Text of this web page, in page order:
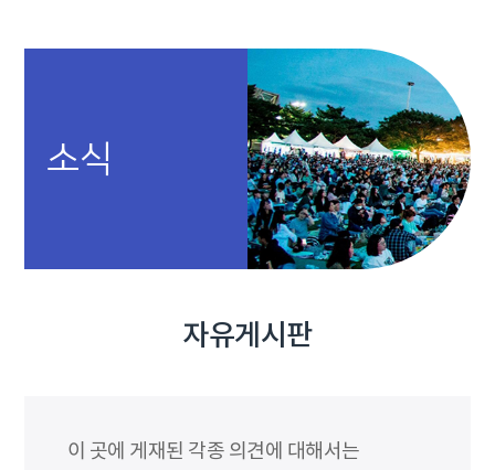
소식
자유게시판
이 곳에 게재된 각종 의견에 대해서는